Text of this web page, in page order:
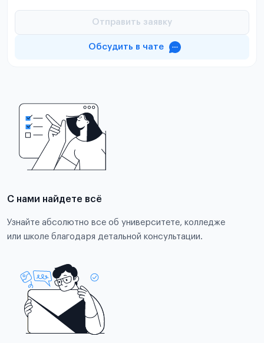
Отправить заявку
Обсудить в чате
С нами найдете всё
Узнайте абсолютно все об университете, колледже
или школе благодаря детальной консультации.